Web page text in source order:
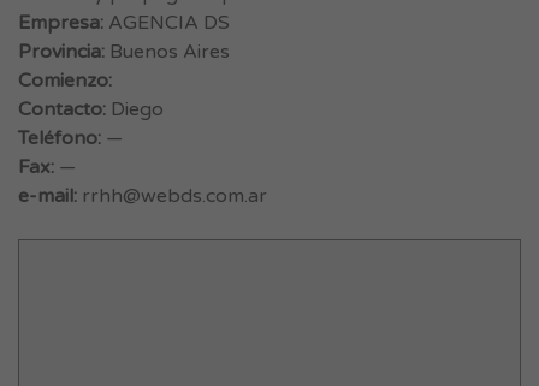
Empresa: AGENCIA DS
Provincia: Buenos Aires
Comienzo:
Contacto: Diego
Teléfono: —
Fax: —
e-mail: rrhh@webds.com.ar